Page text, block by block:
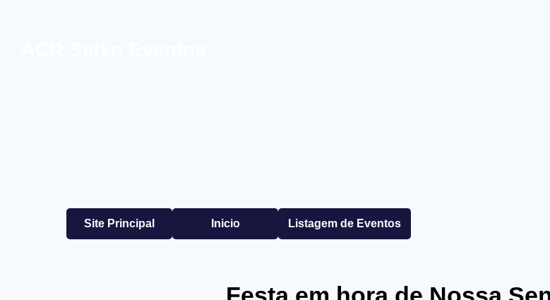
Site Principal Inicio Listagem de Eventos